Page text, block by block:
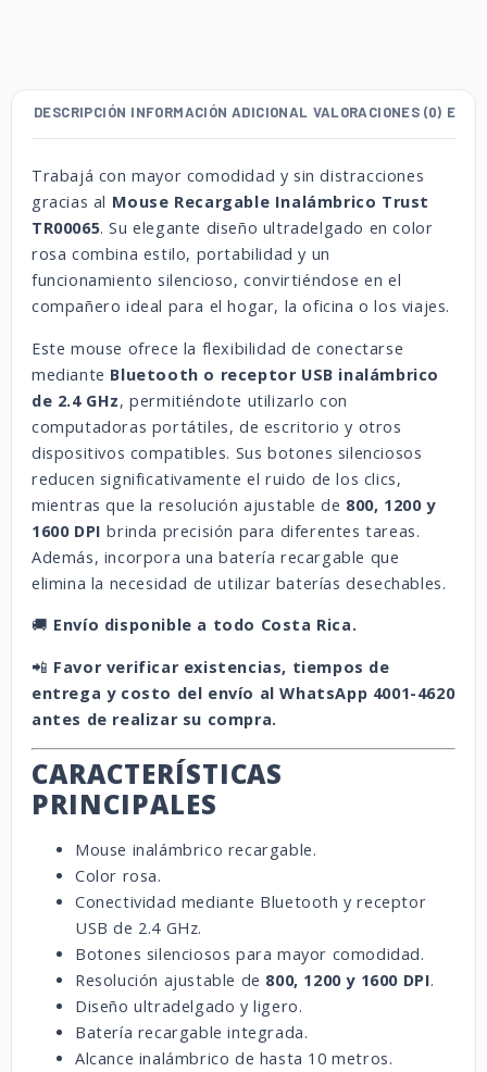
DESCRIPCIÓN INFORMACIÓN ADICIONAL VALORACIONES (0)
Trabajá con mayor comodidad y sin distracciones
gracias al Mouse Recargable Inalámbrico Trust
TR00065. Su elegante diseño ultradelgado en color
rosa combina estilo, portabilidad y un
funcionamiento silencioso, convirtiéndose en el
compañero ideal para el hogar, la oficina o los viajes.
Este mouse ofrece la flexibilidad de conectarse
mediante Bluetooth o receptor USB inalámbrico
de 2.4 GHz, permitiéndote utilizarlo con
computadoras portátiles, de escritorio y otros
dispositivos compatibles. Sus botones silenciosos
reducen significativamente el ruido de los clics,
mientras que la resolución ajustable de 800, 1200 y
1600 DPI brinda precisión para diferentes tareas.
Además, incorpora una batería recargable que
elimina la necesidad de utilizar baterías desechables.
🚚 Envío disponible a todo Costa Rica.
📲 Favor verificar existencias, tiempos de
entrega y costo del envío al WhatsApp 4001-4620
antes de realizar su compra.
CARACTERÍSTICAS
PRINCIPALES
Mouse inalámbrico recargable.
Color rosa.
Conectividad mediante Bluetooth y receptor
USB de 2.4 GHz.
Botones silenciosos para mayor comodidad.
Resolución ajustable de 800, 1200 y 1600 DPI.
Diseño ultradelgado y ligero.
Batería recargable integrada.
Alcance inalámbrico de hasta 10 metros.